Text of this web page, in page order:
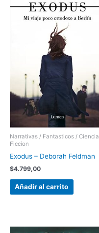
Narrativas / Fantasticos / Ciencia
Ficcion
Exodus – Deborah Feldman
$4.799,00
Añadir al carrito